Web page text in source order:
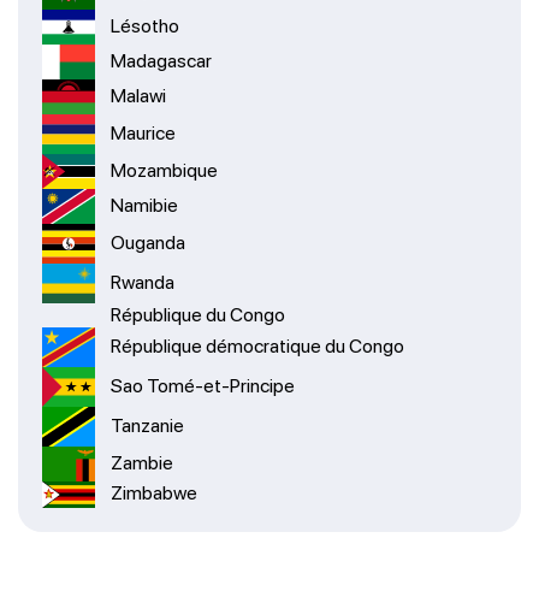
Lésotho
Madagascar
Malawi
Maurice
Mozambique
Namibie
Ouganda
Rwanda
République du Congo
République démocratique du Congo
Sao Tomé-et-Principe
Tanzanie
Zambie
Zimbabwe